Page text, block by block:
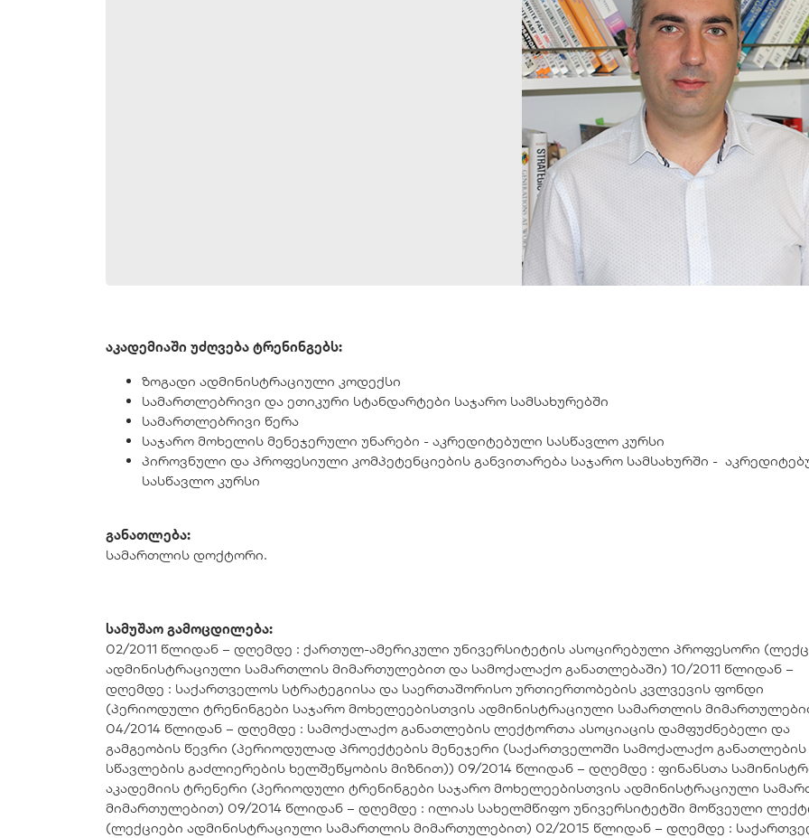
აკადემიაში უძღვება ტრენინგებს:
ზოგადი ადმინისტრაციული კოდექსი
სამართლებრივი და ეთიკური სტანდარტები საჯარო სამსახურებში
სამართლებრივი წერა
საჯარო მოხელის მენეჯერული უნარები - აკრედიტებული სასწავლო კურსი
პიროვნული და პროფესიული კომპეტენციების განვითარება საჯარო სამსახურში -
სასწავლო კურსი
განათლება:
სამართლის დოქტორი.
სამუშაო გამოცდილება:
02/2011 წლიდან – დღემდე : ქართულ-ამერიკული უნივერსიტეტის ასოცირებული პროფესორი
ადმინისტრაციული სამართლის მიმართულებით და სამოქალაქო განათლებაში) 10/2011 წლიდან –
დღემდე : საქართველოს სტრატეგიისა და საერთაშორისო ურთიერთობების კვლვევის ფონდი
(პერიოდული ტრენინგები საჯარო მოხელეებისთვის ადმინისტრაციული სამართლის
04/2014 წლიდან – დღემდე : სამოქალაქო განათლების ლექტორთა ასოციაცის დამფუძნებელი და
გამგეობის წევრი (პერიოდულად პროექტების მენეჯერი (საქართველოში სამოქალაქო განათლების
სწავლების გაძლიერების ხელშეწყობის მიზნით)) 09/2014 წლიდან – დღემდე : ფინანსთა
აკადემიის ტრენერი (პერიოდული ტრენინგები საჯარო მოხელეებისთვის ადმინისტრაციული
მიმართულებით) 09/2014 წლიდან – დღემდე : ილიას სახელმწიფო უნივერსიტეტში მოწვეული
(ლექციები ადმინისტრაციული სამართლის მიმართულებით) 02/2015 წლიდან – დღემდე :